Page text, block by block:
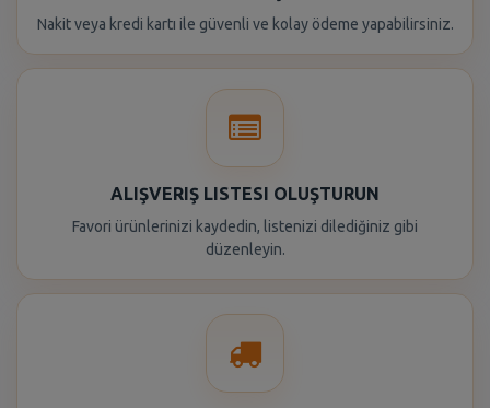
Nakit veya kredi kartı ile güvenli ve kolay ödeme yapabilirsiniz.
ALIŞVERIŞ LISTESI OLUŞTURUN
Favori ürünlerinizi kaydedin, listenizi dilediğiniz gibi
düzenleyin.